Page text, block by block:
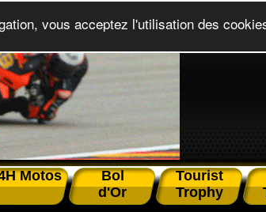
Motos
Bol
d'Or
Tourist
Trophy
vous acceptez l'utilisation des